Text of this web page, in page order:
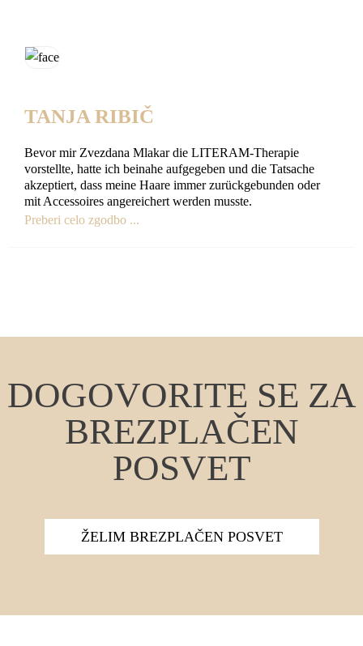
TANJA RIBIČ
Bevor mir Zvezdana Mlakar die LITERAM-Therapie
vorstellte, hatte ich beinahe aufgegeben und die Tatsache
akzeptiert, dass meine Haare immer zurückgebunden oder
mit Accessoires angereichert werden musste.
Preberi celo zgodbo ...
DOGOVORITE SE ZA
BREZPLAČEN
POSVET
ŽELIM BREZPLAČEN POSVET